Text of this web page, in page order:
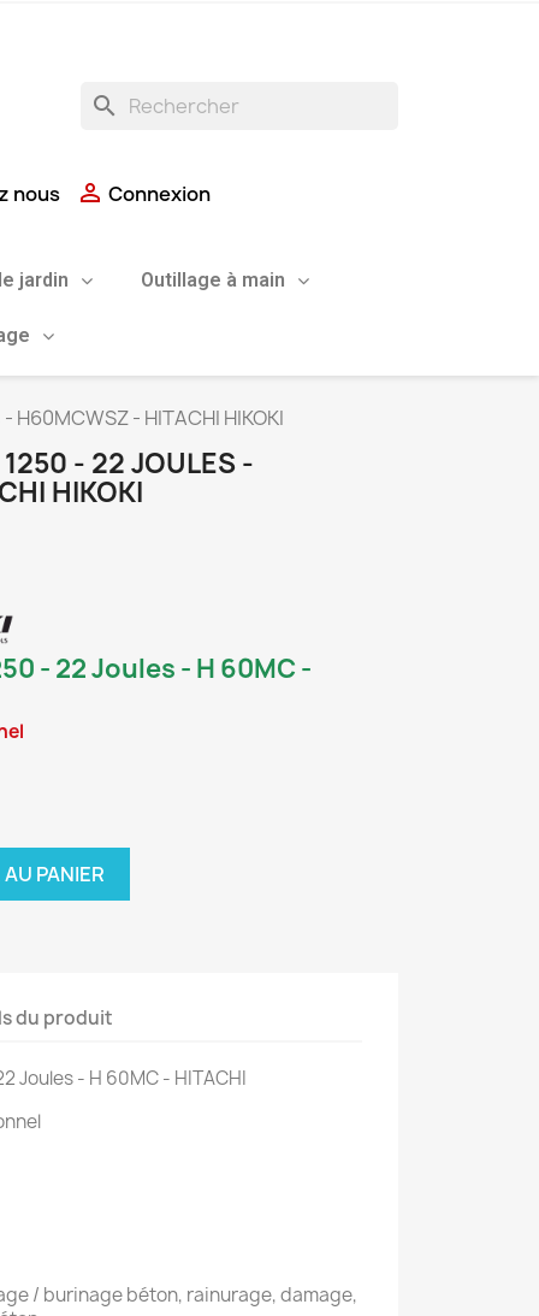
search
nous  Connexion
jardin Outillage à main
- HITACHI HIKOKI
- 22 JOULES -
HIKOKI
- 22 Joules - H 60MC -
PANIER
du produit
Joules - H 60MC - HITACHI
/ burinage béton, rainurage, damage,